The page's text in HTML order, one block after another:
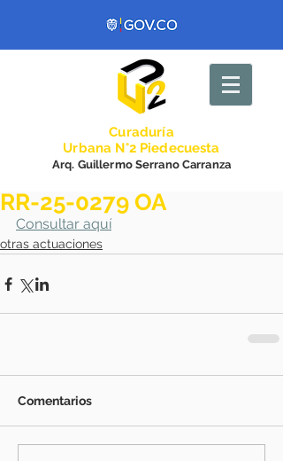
Curaduría
Urbana N°2 Piedecuesta
Arq. Guillermo Serrano Carranza
RR-25-0279 OA
Consultar aquí
otras actuaciones
Comentarios